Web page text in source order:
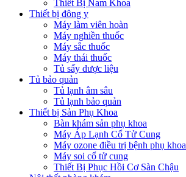
Thiết Bị Nam Khoa
Thiết bị đông y
Máy làm viên hoàn
Máy nghiền thuốc
Máy sắc thuốc
Máy thái thuốc
Tủ sấy dược liệu
Tủ bảo quản
Tủ lạnh âm sâu
Tủ lạnh bảo quản
Thiết bị Sản Phụ Khoa
Bàn khám sản phụ khoa
Máy Áp Lạnh Cổ Tử Cung
Máy ozone điều trị bệnh phụ khoa
Máy soi cổ tử cung
Thiết Bị Phục Hồi Cơ Sàn Chậu